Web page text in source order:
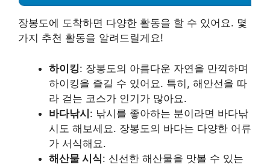
장봉도에 도착하면 다양한 활동을 할 수 있어요. 몇
가지 추천 활동을 알려드릴게요!
하이킹: 장봉도의 아름다운 자연을 만끽하며
하이킹을 즐길 수 있어요. 특히, 해안선을 따
라 걷는 코스가 인기가 많아요.
바다낚시: 낚시를 좋아하는 분이라면 바다낚
시도 해보세요. 장봉도의 바다는 다양한 어류
가 서식해요.
해산물 시식: 신선한 해산물을 맛볼 수 있는